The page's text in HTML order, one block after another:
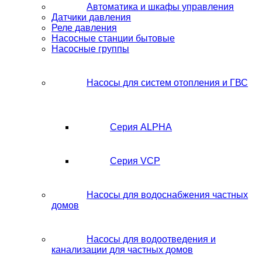
Автоматика и шкафы управления
Датчики давления
Реле давления
Насосные станции бытовые
Насосные группы
Насосы для систем отопления и ГВС
Серия ALPHA
Серия VCP
Насосы для водоснабжения частных
домов
Насосы для водоотведения и
канализации для частных домов